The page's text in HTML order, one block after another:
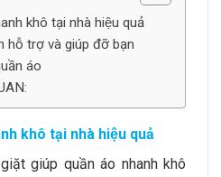
khô tại nhà hiệu quả
hỗ trợ và giúp đỡ bạn
áo
khô tại nhà hiệu quả
giúp quần áo nhanh khô